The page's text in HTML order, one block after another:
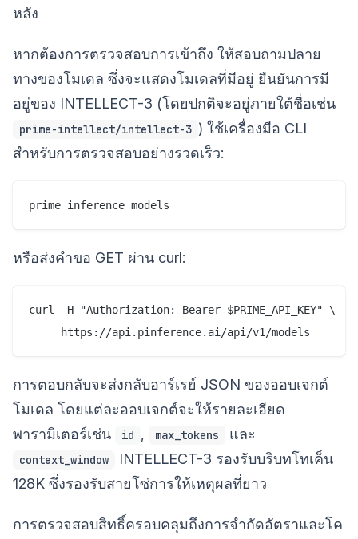
หลัง
หากต้องการตรวจสอบการเข้าถึง ให้สอบถามปลาย
ทางของโมเดล ซึ่งจะแสดงโมเดลที่มีอยู่ ยืนยันการมี
อยู่ของ INTELLECT-3 (โดยปกติจะอยู่ภายใต้ชื่อเช่น
prime-intellect/intellect-3 ) ใช้เครื่องมือ CLI
สำหรับการตรวจสอบอย่างรวดเร็ว:
หรือส่งคำขอ GET ผ่าน curl:
curl -H "Authorization: Bearer $PRIME_API_KEY" \
การตอบกลับจะส่งกลับอาร์เรย์ JSON ของออบเจกต์
โมเดล โดยแต่ละออบเจกต์จะให้รายละเอียด
พารามิเตอร์เช่น
id , max_tokens และ
context_window
INTELLECT-3 รองรับบริบทโทเค็น
128K ซึ่งรองรับสายโซ่การให้เหตุผลที่ยาว
การตรวจสอบสิทธิ์ครอบคลุมถึงการจำกัดอัตราและโค